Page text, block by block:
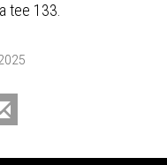
tee 133.